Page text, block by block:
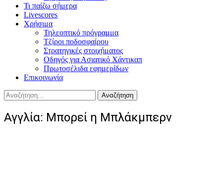
Τι παίζω σήμερα
Livescores
Χρήσιμα
Τηλεοπτικό πρόγραμμα
Τζίροι ποδοσφαίρου
Στρατηγικές στοιχήματος
Οδηγός για Ασιατικό Χάντικαπ
Πρωτοσέλιδα εφημερίδων
Επικοινωνία
Αναζήτηση
για:
Αγγλία: Μπορεί η Μπλάκμπερν